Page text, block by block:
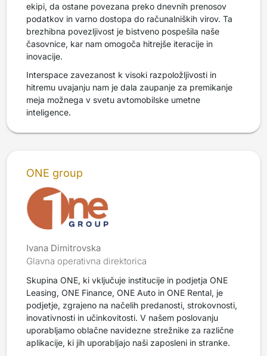
ekipi, da ostane povezana preko dnevnih prenosov
podatkov in varno dostopa do računalniških virov. Ta
brezhibna povezljivost je bistveno pospešila naše
časovnice, kar nam omogoča hitrejše iteracije in
inovacije.
Interspace zavezanost k visoki razpoložljivosti in
hitremu uvajanju nam je dala zaupanje za premikanje
meja možnega v svetu avtomobilske umetne
inteligence.
ONE group
Ivana Dimitrovska
Glavna operativna direktorica
Skupina ONE, ki vključuje institucije in podjetja ONE
Leasing, ONE Finance, ONE Auto in ONE Rental, je
podjetje, zgrajeno na načelih predanosti, strokovnosti,
inovativnosti in učinkovitosti. V našem poslovanju
uporabljamo oblačne navidezne strežnike za različne
aplikacije, ki jih uporabljajo naši zaposleni in stranke.